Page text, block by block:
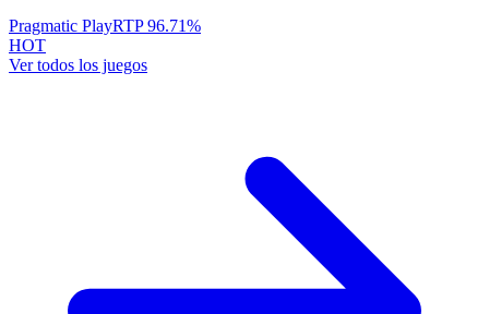
Pragmatic PlayRTP96.71%
HOT
Ver todos los juegos